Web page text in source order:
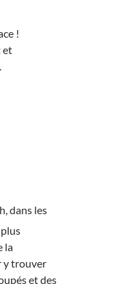
!
et
dans les
la
y trouver
et des